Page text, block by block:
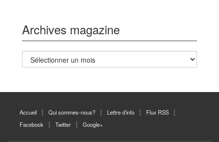
Archives magazine
Archives
magazine
Accueil Qui sommes-nous? Lettre d’info
Flux RSS
Facebook
Twitter Google+